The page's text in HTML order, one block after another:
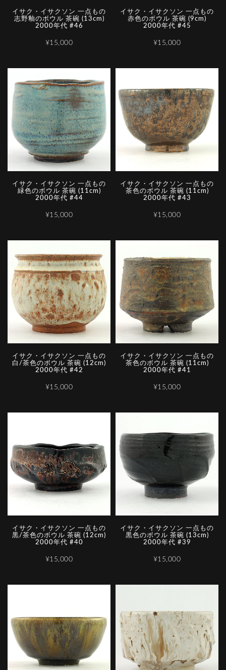
イサク・イサクソン 一点もの
志野釉のボウル 茶碗 (13cm)
2000年代 #46
¥15,000
イサク・イサクソン 一点もの
赤色のボウル 茶碗 (9cm)
2000年代 #45
¥15,000
イサク・イサクソン 一点もの
緑色のボウル 茶碗 (11cm)
2000年代 #44
¥15,000
イサク・イサクソン 一点もの
茶色のボウル 茶碗 (11cm)
2000年代 #43
¥15,000
イサク・イサクソン 一点もの
白/茶色のボウル 茶碗 (12cm)
2000年代 #42
¥15,000
イサク・イサクソン 一点もの
茶色のボウル 茶碗 (11cm)
2000年代 #41
¥15,000
イサク・イサクソン 一点もの
黒/茶色のボウル 茶碗 (12cm)
2000年代 #40
¥15,000
イサク・イサクソン 一点もの
黒色のボウル 茶碗 (13cm)
2000年代 #39
¥15,000